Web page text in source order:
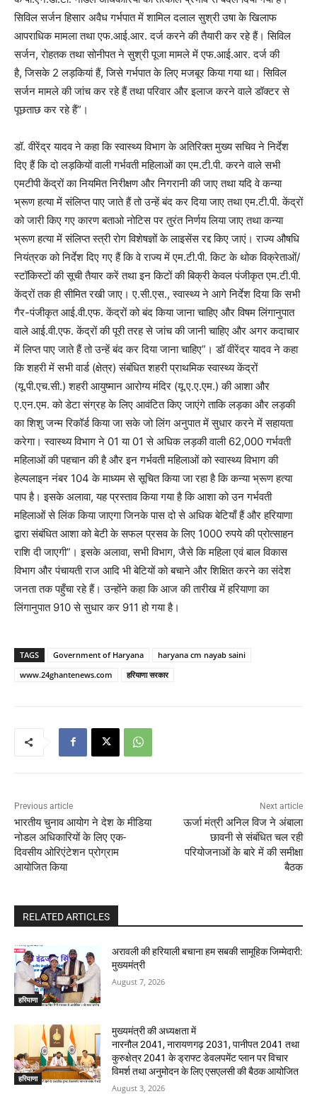
सिविल सर्जन हिसार अवैध गर्भपात में शामिल दलाल सुश्री उषा के खिलाफ
आपराधिक मामला तथा एफ.आई.आर. दर्ज करने की तैयारी कर रहे हैं। सिविल
सर्जन, रोहतक तथा सोनीपत ने सुश्री पूजा मामले में एफ.आई.आर. दर्ज की
है, जिसके 2 लड़कियां हैं, जिसे गर्भपात के लिए मजबूर किया गया था। सिविल
सर्जन मामले की जांच कर रहे हैं तथा परिवार और इलाज करने वाले डॉक्टर से
पूछताछ कर रहे हैं”।
डॉ. वीरेंद्र यादव ने कहा कि स्वास्थ्य विभाग के अतिरिक्त मुख्य सचिव ने निर्देश
दिए हैं कि दो लड़कियों वाली गर्भवती महिलाओं का एम.टी.पी. करने वाले सभी
एमटीपी केंद्रों का नियमित निरीक्षण और निगरानी की जाए तथा यदि वे कन्या
भ्रूण हत्या में संलिप्त पाए जाते हैं तो उन्हें बंद कर दिया जाए तथा एम.टी.पी. केंद्रों
को जारी किए गए कारण बताओ नोटिस पर तुरंत निर्णय लिया जाए तथा कन्या
भ्रूण हत्या में संलिप्त स्त्री रोग विशेषज्ञों के लाइसेंस रद्द किए जाएं। राज्य औषधि
नियंत्रक को निर्देश दिए गए हैं कि वे राज्य में एम.टी.पी. किट के थोक विक्रेताओं/
स्टॉकिस्टों की सूची तैयार करें तथा इन किटों की बिक्री केवल पंजीकृत एम.टी.पी.
केंद्रों तक ही सीमित रखी जाए। ए.सी.एस., स्वास्थ्य ने आगे निर्देश दिया कि सभी
गैर-पंजीकृत आई.वी.एफ. केंद्रों को बंद किया जाना चाहिए और विषम लिंगानुपात
वाले आई.वी.एफ. केंद्रों की पूरी तरह से जांच की जानी चाहिए और अगर कदाचार
में लिप्त पाए जाते हैं तो उन्हें बंद कर दिया जाना चाहिए”। डॉ वीरेंद्र यादव ने कहा
कि शहरी में सभी वार्ड (क्षेत्र) संबंधित शहरी प्राथमिक स्वास्थ्य केंद्रों
(यू.पी.एच.सी.) शहरी आयुष्मान आरोग्य मंदिर (यू.ए.ए.एम.) की आशा और
ए.एन.एम. को डेटा संग्रह के लिए आवंटित किए जाएंगे ताकि लड़का और लड़की
का शिशु जन्म रिकॉर्ड किया जा सके जो लिंग अनुपात में सुधार करने में सहायता
करेगा। स्वास्थ्य विभाग ने 01 या 01 से अधिक लड़की वाली 62,000 गर्भवती
महिलाओं की पहचान की है और इन गर्भवती महिलाओं को स्वास्थ्य विभाग की
हेल्पलाइन नंबर 104 के माध्यम से सूचित किया जा रहा है कि कन्या भ्रूण हत्या
पाप है। इसके अलावा, यह प्रस्ताव किया गया है कि आशा को उन गर्भवती
महिलाओं से लिंक किया जाएगा जिनके पास दो से अधिक बेटियाँ हैं और हरियाणा
द्वारा संबंधित आशा को बेटी के सफल प्रसव के लिए 1000 रुपये की प्रोत्साहन
राशि दी जाएगी”। इसके अलावा, सभी विभाग, जैसे कि महिला एवं बाल विकास
विभाग और पंचायती राज आदि भी बेटियों को बचाने और शिक्षित करने का संदेश
जनता तक पहुँचा रहे हैं। उन्होंने कहा कि आज की तारीख में हरियाणा का
लिंगानुपात 910 से सुधार कर 911 हो गया है।
TAGS Government of Haryana
haryana cm nayab saini
www.24ghantenews.com
हरियाणा सरकार
Previous article
भारतीय चुनाव आयोग ने देश के मीडिया
नोडल अधिकारियों के लिए एक-
दिवसीय ओरिएंटेशन प्रोग्राम
आयोजित किया
Next article
ऊर्जा मंत्री अनिल विज ने अंबाला
छावनी से संबंधित चल रही
परियोजनाओं के बारे में की समीक्षा
बैठक
RELATED ARTICLES
हरियाणा
अरावली की हरियाली बचाना हम सबकी सामूहिक जिम्मेदारी:
मुख्यमंत्री
August 7, 2026
हरियाणा
मुख्यमंत्री की अध्यक्षता में
नारनौल 2041, नारायणगढ़ 2031, पानीपत 2041 तथा
कुरुक्षेत्र 2041 के ड्राफ्ट डेवलपमेंट प्लान पर विचार
विमर्श तथा अनुमोदन के लिए एसएलसी की बैठक आयोजित
August 3, 2026